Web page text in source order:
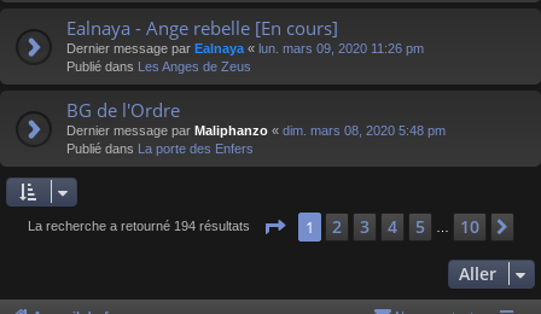
Ealnaya - Ange rebelle [En cours]
Dernier message par Ealnaya « lun. mars 09, 2020 11:26 pm
Publié dans Les Anges de Zeus
BG de l'Ordre
Dernier message par Maliphanzo « dim. mars 08, 2020 5:48 pm
Publié dans La porte des Enfers
La recherche a retourné 194 résultats Page 1sur 10
1 2 3 4 5 10
Aller